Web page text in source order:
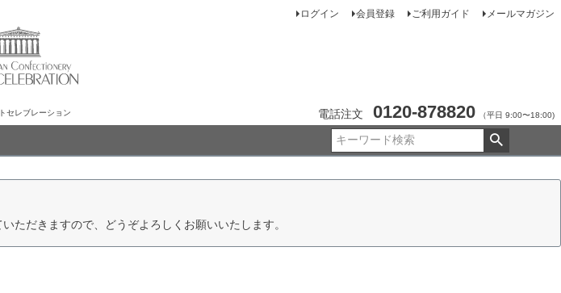
セレブレーション
ログイン 会員登録 ご利用ガイド メールマガジン
電話注文 0120-878820 （平日 9:00〜18:00)
ただきますので、どうぞよろしくお願いいたします。